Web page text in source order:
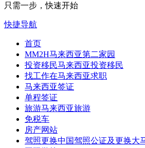
只需一步，快速开始
快捷导航
首页
MM2H马来西亚第二家园
投资移民马来西亚投资移民
找工作在马来西亚求职
马来西亚签证
单程签证
旅游马来西亚旅游
免税车
房产网站
驾照更换中国驾照公证及更换大